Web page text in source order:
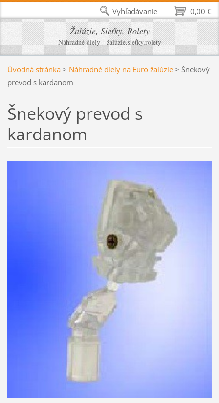
Žalúzie, Sieťky, Rolety
Náhradné diely - žalúzie,sieťky,rolety
Úvodná stránka > Náhradné diely na Euro žalúzie > Šnekový
prevod s kardanom
Šnekový prevod s
kardanom
0,00 €
Vyhľadávanie